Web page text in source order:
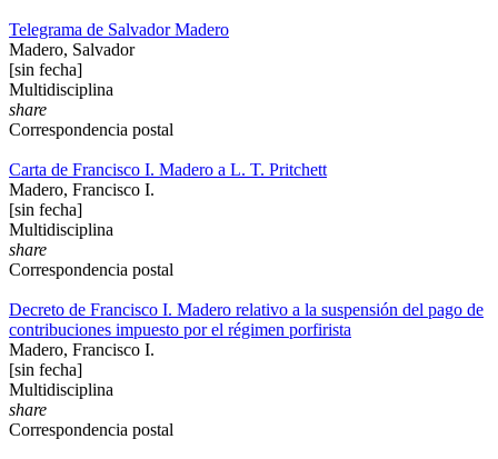
Telegrama de Salvador Madero
Madero, Salvador
[sin fecha]
Multidisciplina
share
Correspondencia postal
Carta de Francisco I. Madero a L. T. Pritchett
Madero, Francisco I.
[sin fecha]
Multidisciplina
share
Correspondencia postal
Decreto de Francisco I. Madero relativo a la suspensión del pago de
contribuciones impuesto por el régimen porfirista
Madero, Francisco I.
[sin fecha]
Multidisciplina
share
Correspondencia postal